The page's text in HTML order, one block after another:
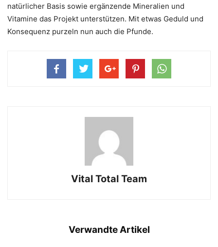
natürlicher Basis sowie ergänzende Mineralien und
Vitamine das Projekt unterstützen. Mit etwas Geduld und
Konsequenz purzeln nun auch die Pfunde.
Vital Total Team
Verwandte Artikel